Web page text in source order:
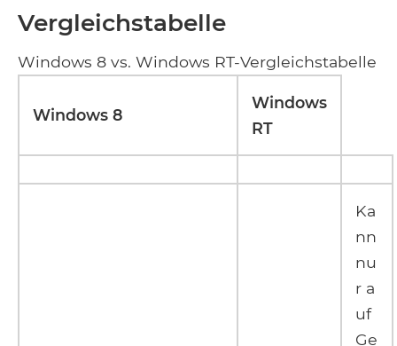
Vergleichstabelle
Windows 8 vs. Windows RT-Vergleichstabelle
Windows 8
Windows
RT
Ka
nn
nu
r a
uf
Ge